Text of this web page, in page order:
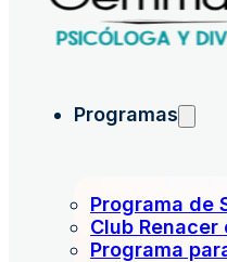
Programas
Programa de
Club
Programa